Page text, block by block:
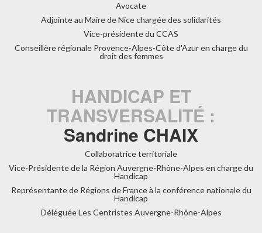
Avocate
Adjointe au Maire de Nice chargée des solidarités
Vice-présidente du CCAS
Conseillère régionale Provence-Alpes-Côte d'Azur en charge du
droit des femmes
HANDICAP ET
TRANSVERSALITÉ :
Sandrine CHAIX
Collaboratrice territoriale
Vice-Présidente de la Région Auvergne-Rhône-Alpes en charge du
Handicap
Représentante de Régions de France à la conférence nationale du
Handicap
Déléguée Les Centristes Auvergne-Rhône-Alpes